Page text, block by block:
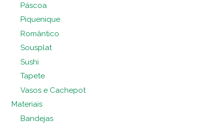
Páscoa
Piquenique
Romântico
Sousplat
Sushi
Tapete
Vasos e Cachepot
Materiais
Bandejas